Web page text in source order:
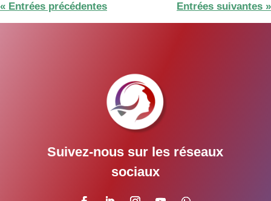
« Entrées précédentes Entrées suivantes »
Suivez-nous sur les réseaux
sociaux